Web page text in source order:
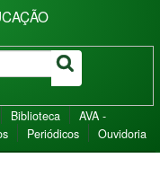
Biblioteca
AVA -
Periódicos Ouvidoria